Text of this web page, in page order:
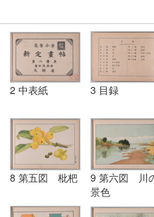
2 中表紙 3 目録
8 第五図 枇杷
9 第六図 川
景色